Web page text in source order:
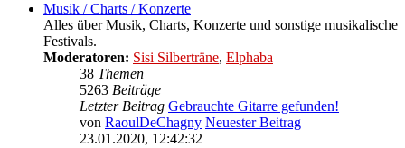
Musik / Charts / Konzerte
Alles über Musik, Charts, Konzerte und sonstige musikalische
Festivals.
Moderatoren: Sisi Silberträne, Elphaba
38 Themen
5263 Beiträge
Letzter Beitrag Gebrauchte Gitarre gefunden!
von RaoulDeChagny Neuester Beitrag
23.01.2020, 12:42:32